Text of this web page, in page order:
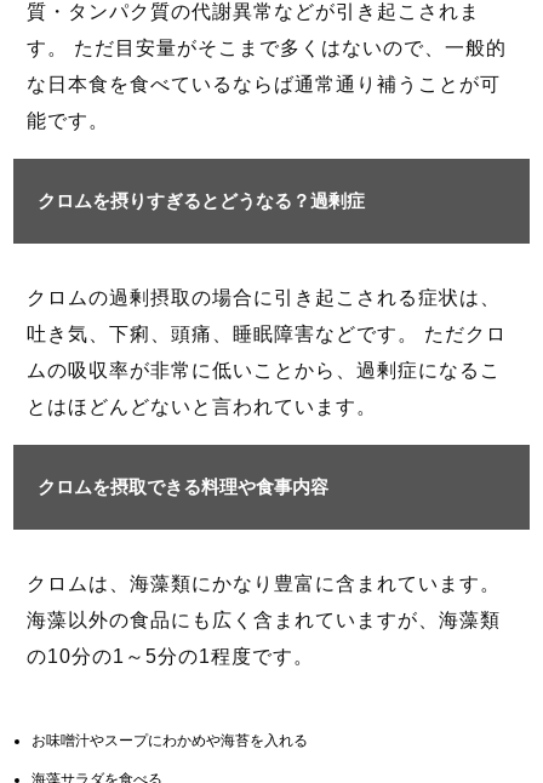
質・タンパク質の代謝異常などが引き起こされま
す。 ただ目安量がそこまで多くはないので、一般的
な日本食を食べているならば通常通り補うことが可
能です。
クロムを摂りすぎるとどうなる？過剰症
クロムの過剰摂取の場合に引き起こされる症状は、
吐き気、下痢、頭痛、睡眠障害などです。 ただクロ
ムの吸収率が非常に低いことから、過剰症になるこ
とはほどんどないと言われています。
クロムを摂取できる料理や食事内容
クロムは、海藻類にかなり豊富に含まれています。
海藻以外の食品にも広く含まれていますが、海藻類
の10分の1～5分の1程度です。
お味噌汁やスープにわかめや海苔を入れる
海藻サラダを食べる